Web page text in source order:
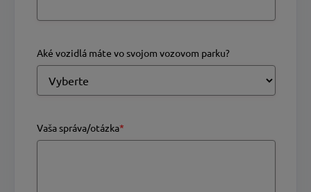
Aké vozidlá máte vo svojom vozovom parku?
Vaša správa/otázka*